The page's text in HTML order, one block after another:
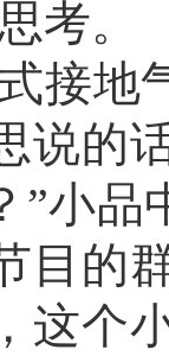
考。
接地
说的
”小品
目的
这个